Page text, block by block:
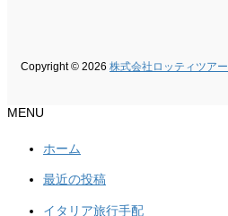
Copyright © 2026 株式会社ロッティツアー
MENU
ホーム
最近の投稿
イタリア旅行手配